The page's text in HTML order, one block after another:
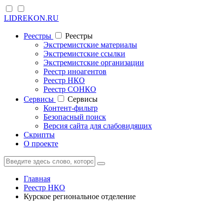
LIDREKON.RU
Реестры
Реестры
Экстремистские материалы
Экстремистские ссылки
Экстремистские организации
Реестр иноагентов
Реестр НКО
Реестр СОНКО
Cервисы
Cервисы
Контент-фильтр
Безопасный поиск
Версия сайта для слабовидящих
Скрипты
О проекте
Главная
Реестр НКО
Курское региональное отделение